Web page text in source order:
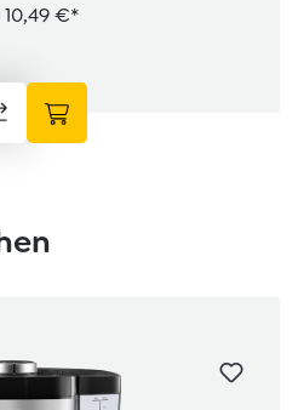
10,49 €*